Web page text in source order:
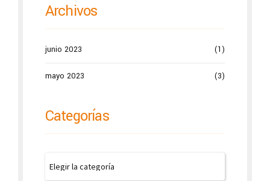
Archivos
junio 2023 (1)
mayo 2023 (3)
Categorías